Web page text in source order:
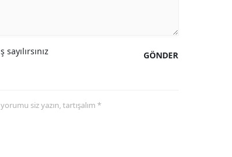
GÖNDER
siz yazın, tartışalım *